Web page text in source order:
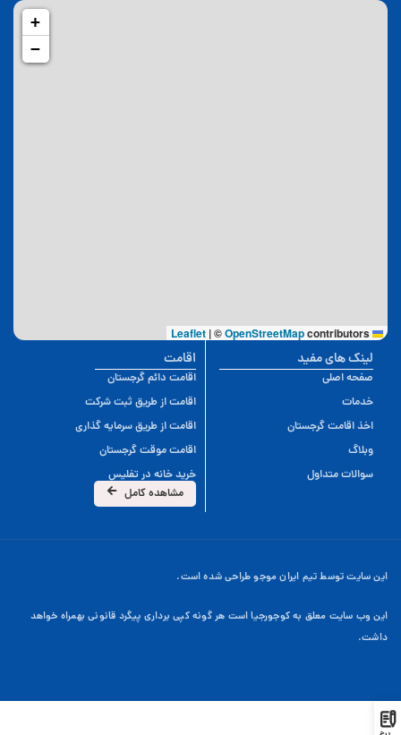
+
−
Leaflet
|©OpenStreetMapcontributors
اقامت
اقامت دائم گرجستان
اقامت از طریق ثبت شرکت
اقامت از طریق سرمایه گذاری
اقامت موقت گرجستان
خرید خانه در تفلیس
مشاهده کامل
لینک های مفید
صفحه اصلی
خدمات
اخذ اقامت گرجستان
وبلاگ
سوالات متداول
این سایت توسط تیم ایران موجو طراحی شده است.
این وب سایت معلق به کوجورجیا است هر گونه کپی برداری پیگرد قانونی بهمراه خواهد
داشت.